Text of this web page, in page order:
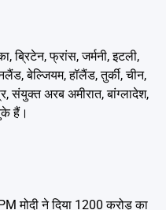
ब्रिटेन, फ्रांस, जर्मनी, इटली,
बेल्जियम, हॉलैंड, तुर्की, चीन,
संयुक्त अरब अमीरात, बांग्लादेश,
हैं।
मोदी ने दिया 1200 करोड़ का